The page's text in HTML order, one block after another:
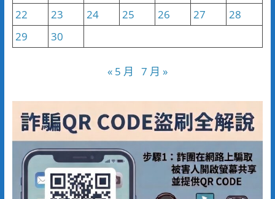
22
23 24 25 26 27
28
29
30
« 5 月 7 月 »